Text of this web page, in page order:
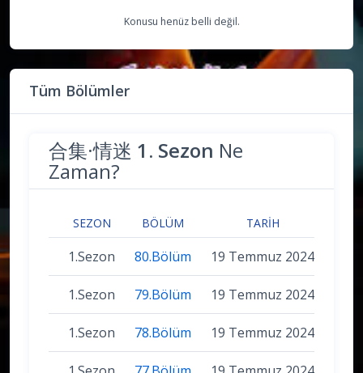
Konusu henüz belli değil.
Tüm Bölümler
合集·情迷 1. Sezon Ne
Zaman?
SEZON BÖLÜM TARIH
1.Sezon 80.Bölüm 19 Temmuz 2024
1.Sezon 79.Bölüm 19 Temmuz 2024
1.Sezon 78.Bölüm 19 Temmuz 2024